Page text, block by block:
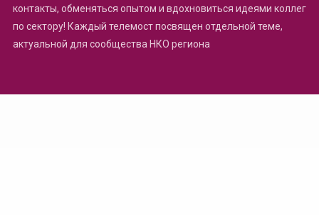
контакты, обменяться опытом и вдохновиться идеями коллег
по сектору! Каждый телемост посвящен отдельной теме,
актуальной для сообщества НКО региона